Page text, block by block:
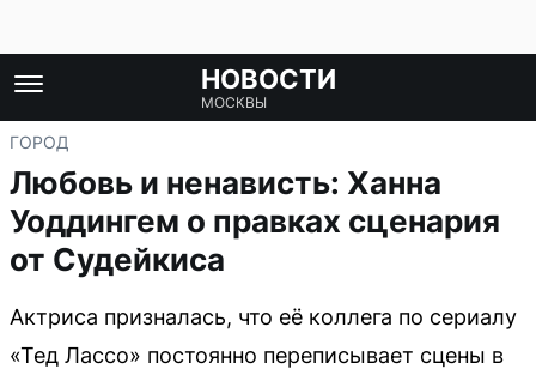
НОВОСТИ
МОСКВЫ
ГОРОД
Любовь и ненависть: Ханна
Уоддингем о правках сценария
от Судейкиса
Актриса призналась, что её коллега по сериалу
«Тед Лассо» постоянно переписывает сцены в